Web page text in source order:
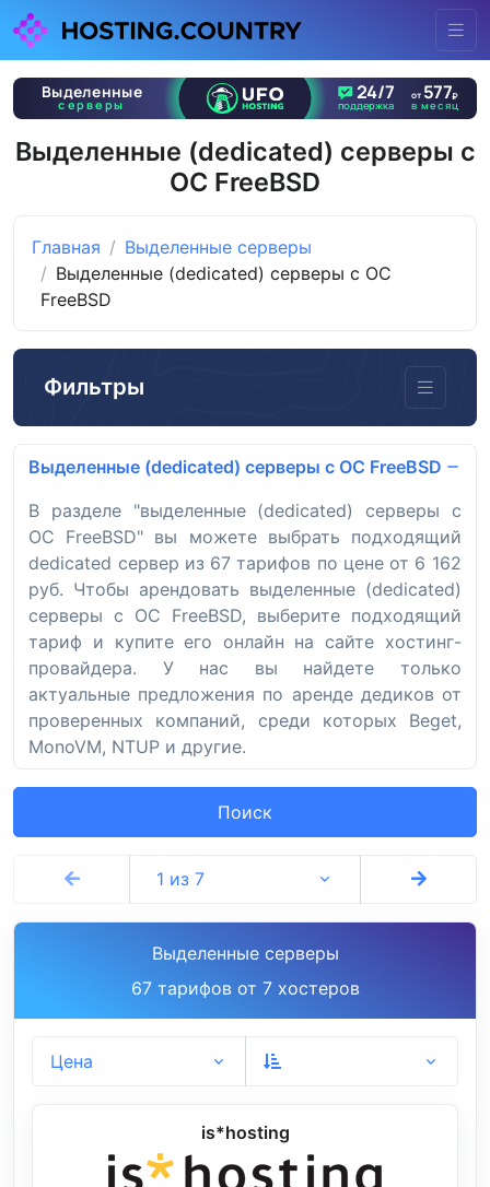
Выделенные (dedicated) серверы с
ОС FreeBSD
Главная
Выделенные серверы
Выделенные (dedicated) серверы с ОС
FreeBSD
Фильтры
Выделенные (dedicated) серверы с ОС FreeBSD
В разделе "выделенные (dedicated) серверы с
ОС FreeBSD" вы можете выбрать подходящий
dedicated сервер из 67 тарифов по цене от 6 162
руб. Чтобы арендовать выделенные (dedicated)
серверы с ОС FreeBSD, выберите подходящий
тариф и купите его онлайн на сайте хостинг-
провайдера. У нас вы найдете только
актуальные предложения по аренде дедиков от
проверенных компаний, среди которых Beget,
MonoVM, NTUP и другие.
Поиск
1 из 7
Выделенные серверы
67 тарифов от 7 хостеров
Цена
is*hosting